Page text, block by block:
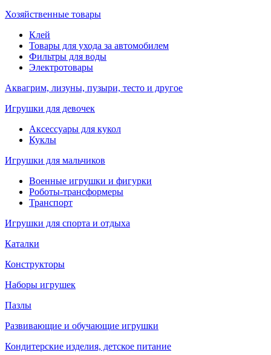
Хозяйственные товары
Клей
Товары для ухода за автомобилем
Фильтры для воды
Электротовары
Аквагрим, лизуны, пузыри, тесто и другое
Игрушки для девочек
Аксессуары для кукол
Куклы
Игрушки для мальчиков
Военные игрушки и фигурки
Роботы-трансформеры
Транспорт
Игрушки для спорта и отдыха
Каталки
Конструкторы
Наборы игрушек
Пазлы
Развивающие и обучающие игрушки
Кондитерские изделия, детское питание